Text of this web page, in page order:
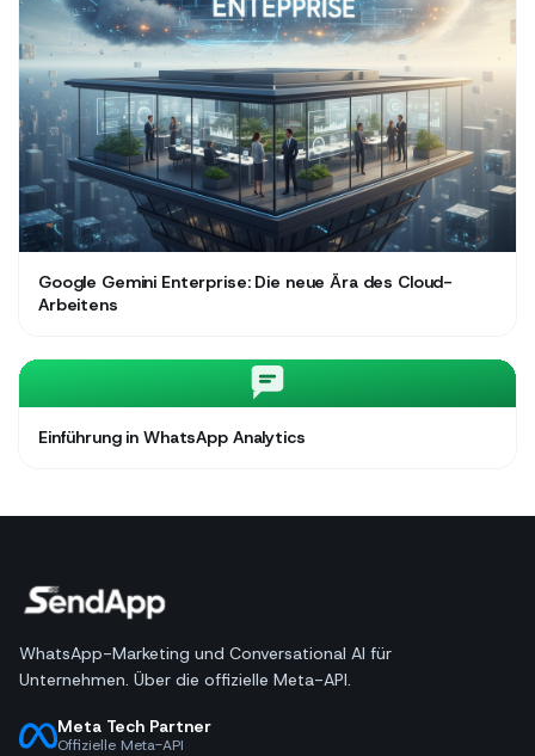
Google Gemini Enterprise: Die neue Ära des Cloud-
Arbeitens
Einführung in WhatsApp Analytics
WhatsApp-Marketing und Conversational AI für
Unternehmen. Über die offizielle Meta-API.
Meta Tech Partner
Offizielle Meta-API